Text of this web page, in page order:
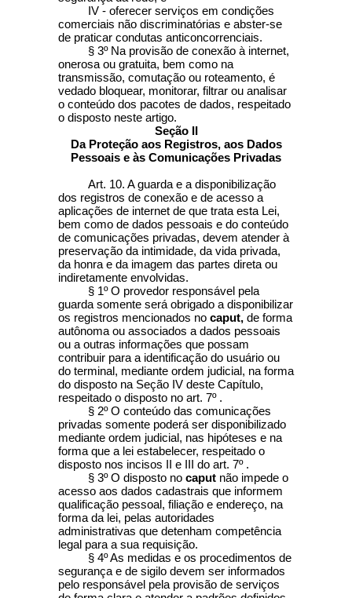
IV - oferecer serviços em condições
comerciais não discriminatórias e abster-se
de praticar condutas anticoncorrenciais.
§ 3º Na provisão de conexão à internet,
onerosa ou gratuita, bem como na
transmissão, comutação ou roteamento, é
vedado bloquear, monitorar, filtrar ou analisar
o conteúdo dos pacotes de dados, respeitado
o disposto neste artigo.
Seção II
Da Proteção aos Registros, aos Dados
Pessoais e às Comunicações Privadas
Art. 10. A guarda e a disponibilização
dos registros de conexão e de acesso a
aplicações de internet de que trata esta Lei,
bem como de dados pessoais e do conteúdo
de comunicações privadas, devem atender à
preservação da intimidade, da vida privada,
da honra e da imagem das partes direta ou
indiretamente envolvidas.
§ 1º O provedor responsável pela
guarda somente será obrigado a disponibilizar
os registros mencionados no caput, de forma
autônoma ou associados a dados pessoais
ou a outras informações que possam
contribuir para a identificação do usuário ou
do terminal, mediante ordem judicial, na forma
do disposto na Seção IV deste Capítulo,
respeitado o disposto no art. 7º .
§ 2º O conteúdo das comunicações
privadas somente poderá ser disponibilizado
mediante ordem judicial, nas hipóteses e na
forma que a lei estabelecer, respeitado o
disposto nos incisos II e III do art. 7º .
§ 3º O disposto no caput não impede o
acesso aos dados cadastrais que informem
qualificação pessoal, filiação e endereço, na
forma da lei, pelas autoridades
administrativas que detenham competência
legal para a sua requisição.
§ 4º As medidas e os procedimentos de
segurança e de sigilo devem ser informados
pelo responsável pela provisão de serviços